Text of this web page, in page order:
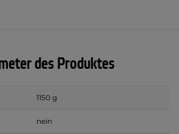
des Produktes
1150 g
nein